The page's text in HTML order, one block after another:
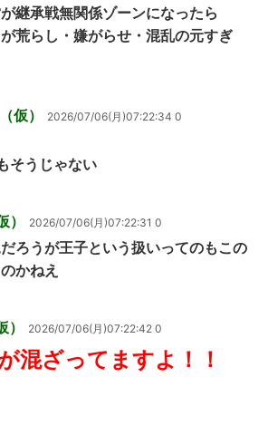
継承戦無関係ゾーンになったら
荒らし・嫌がらせ・混乱の元すぎ
仮） 2026/07/06(月)07:22:34 0
そうじゃない
2026/07/06(月)07:22:31 0
ろうが王子という扱いってのもこの
かねえ
2026/07/06(月)07:22:42 0
混ざってますよ！！